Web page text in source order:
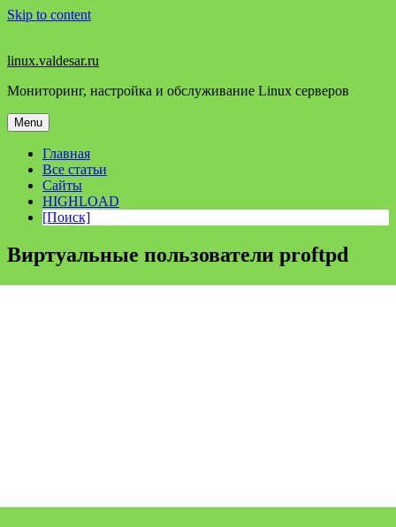
Skip to content
linux.valdesar.ru
Мониторинг, настройка и обслуживание Linux серверов
Menu
Главная
Все статьи
Сайты
HIGHLOAD
[Поиск]
Виртуальные пользователи proftpd